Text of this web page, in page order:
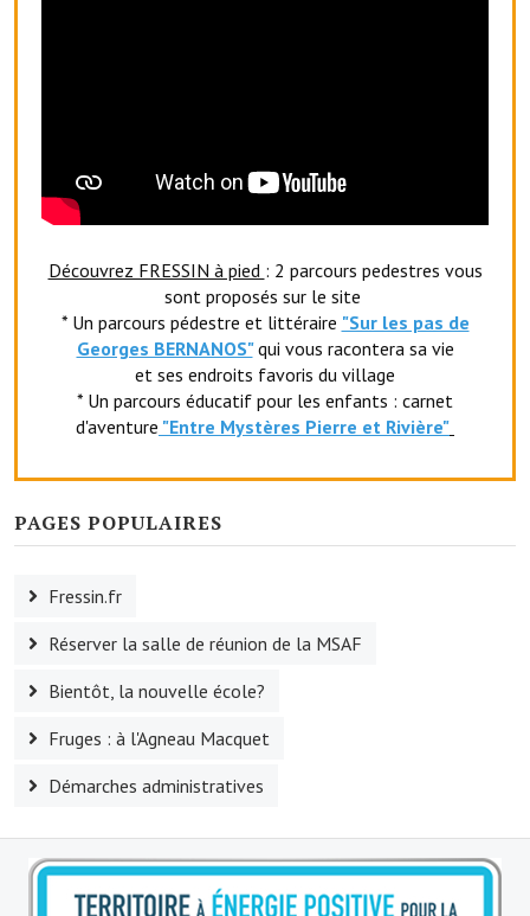
Eaux, assainissement
France services
Déchets ménagers, tri sélectif, encombrants
Services publics communaux
Biens à louer
Terrains et maisons à vendre
Etablissements scolaires
Equipements sportifs
Bibliothèque
Commerçants, artisans
Commerces et professions libérales
Découvrez FRESSIN à pied : 2 parcours pedestres vous
sont proposés sur le site
* Un parcours pédestre et littéraire "Sur les pas de
Georges BERNANOS" qui vous racontera sa vie
et ses endroits favoris du village
* Un parcours éducatif pour les enfants : carnet
d'aventure "Entre Mystères Pierre et Rivière"
PAGES POPULAIRES
Fressin.fr
Réserver la salle de réunion de la MSAF
Bientôt, la nouvelle école?
Fruges : à l'Agneau Macquet
Démarches administratives